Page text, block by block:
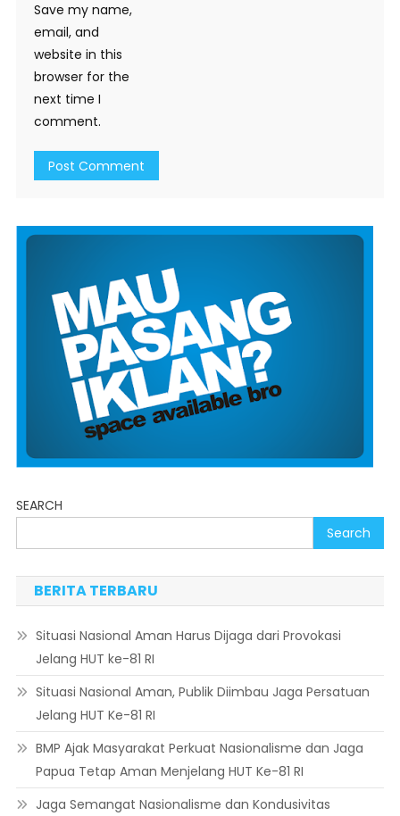
Save my name,
email, and
website in this
browser for the
next time I
comment.
SEARCH
Search
BERITA TERBARU
Situasi Nasional Aman Harus Dijaga dari Provokasi
Jelang HUT ke-81 RI
Situasi Nasional Aman, Publik Diimbau Jaga Persatuan
Jelang HUT Ke-81 RI
BMP Ajak Masyarakat Perkuat Nasionalisme dan Jaga
Papua Tetap Aman Menjelang HUT Ke-81 RI
Jaga Semangat Nasionalisme dan Kondusivitas